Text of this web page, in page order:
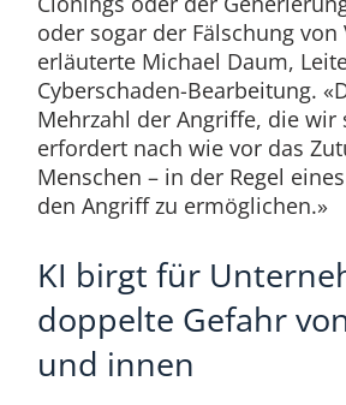
oder sogar der Fälschung von
erläuterte Michael Daum,
Cyberschaden-Bearbeitung.
Mehrzahl der Angriffe, die wir
erfordert nach wie vor das
Menschen – in der Regel
den Angriff zu ermöglichen.»
KI birgt für
doppelte Gefahr
und innen